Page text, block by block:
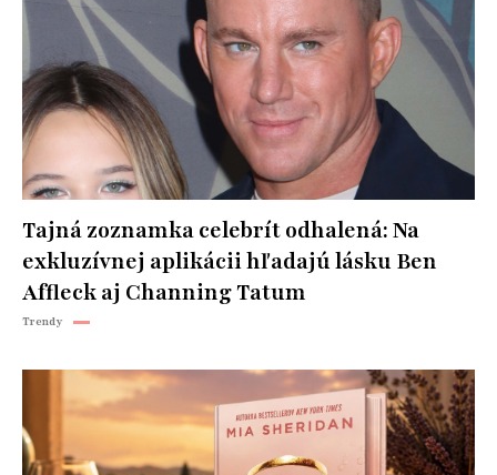
Tajná zoznamka celebrít odhalená: Na
exkluzívnej aplikácii hľadajú lásku Ben
Affleck aj Channing Tatum
Trendy